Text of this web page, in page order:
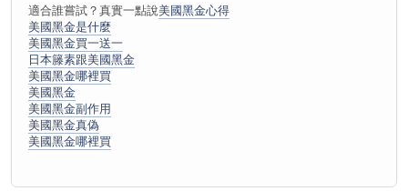
適合誰嘗試？真實一點說美國黑金心得
美國黑金是什麼
美國黑金買一送一
日本籐素跟美國黑金
美國黑金哪裡買
美國黑金
美國黑金副作用
美國黑金真偽
美國黑金哪裡買